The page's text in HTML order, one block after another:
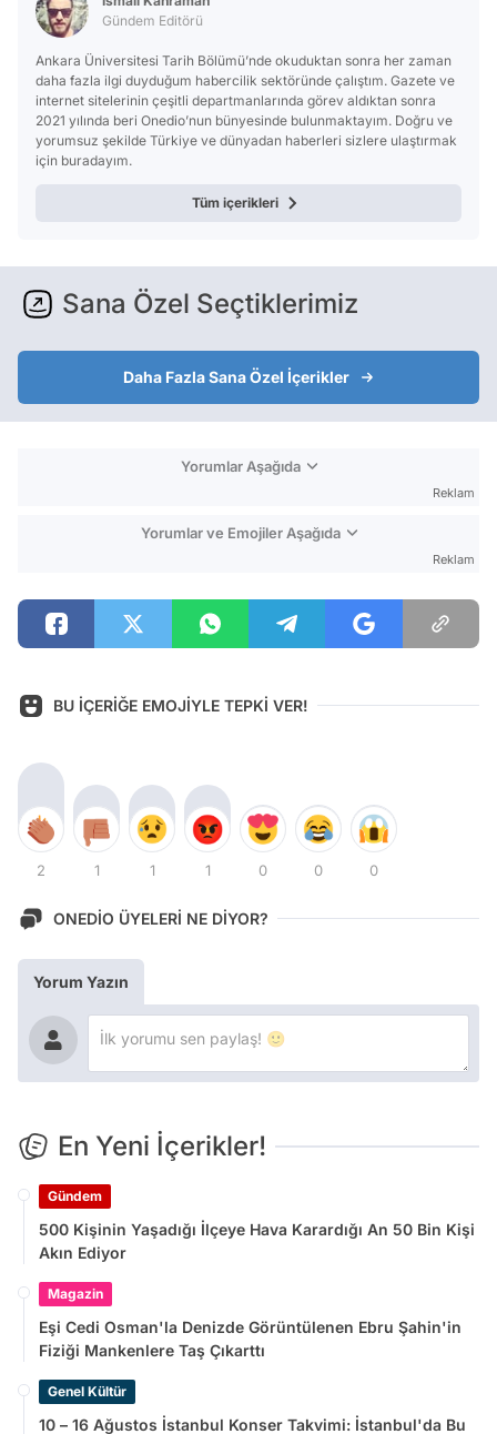
Gündem Editörü
Ankara Üniversitesi Tarih Bölümü’nde okuduktan sonra her zaman
daha fazla ilgi duyduğum habercilik sektöründe çalıştım. Gazete ve
internet sitelerinin çeşitli departmanlarında görev aldıktan sonra
2021 yılında beri Onedio’nun bünyesinde bulunmaktayım. Doğru ve
yorumsuz şekilde Türkiye ve dünyadan haberleri sizlere ulaştırmak
için buradayım.
Tüm içerikleri
Sana Özel Seçtiklerimiz
Daha Fazla Sana Özel İçerikler
Yorumlar Aşağıda
Reklam
Yorumlar ve Emojiler Aşağıda
Reklam
BU İÇERİĞE EMOJİYLE TEPKİ VER!
2 1 1 1 0 0 0
ONEDİO ÜYELERİ NE DİYOR?
Yorum Yazın
En Yeni İçerikler!
Gündem
500 Kişinin Yaşadığı İlçeye Hava Karardığı An 50 Bin Kişi
Akın Ediyor
Magazin
Eşi Cedi Osman'la Denizde Görüntülenen Ebru Şahin'in
Fiziği Mankenlere Taş Çıkarttı
Genel Kültür
10 – 16 Ağustos İstanbul Konser Takvimi: İstanbul'da Bu